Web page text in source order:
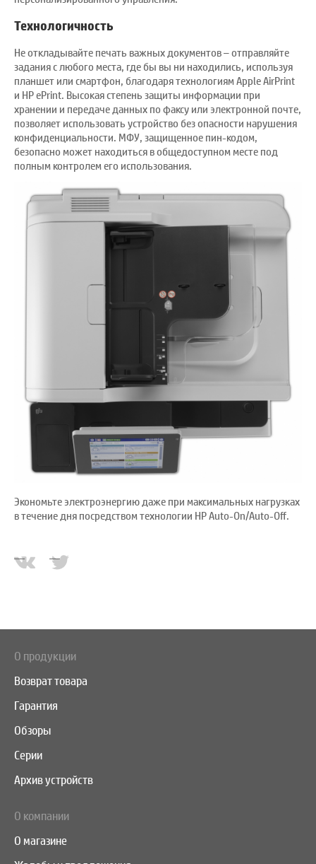
Технологичность
Не откладывайте печать важных документов – отправляйте
задания с любого места, где бы вы ни находились, используя
планшет или смартфон, благодаря технологиям Apple AirPrint
и HP ePrint. Высокая степень защиты информации при
хранении и передаче данных по факсу или электронной почте,
позволяет использовать устройство без опасности нарушения
конфиденциальности. МФУ, защищенное пин-кодом,
безопасно может находиться в общедоступном месте под
полным контролем его использования.
Экономьте электроэнергию даже при максимальных нагрузках
в течение дня посредством технологии HP Auto-On/Auto-Off.
О продукции
Возврат товара
Гарантия
Обзоры
Серии
Архив устройств
О компании
О магазине